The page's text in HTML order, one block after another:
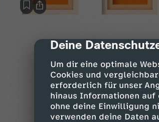
cmp-dialog-
Deine
Um dir eine optimale
Cookies und
erforderlich für unser
hinaus Informationen auf
ohne deine Einwilligung
verwenden deine Daten
G7-Gipfel